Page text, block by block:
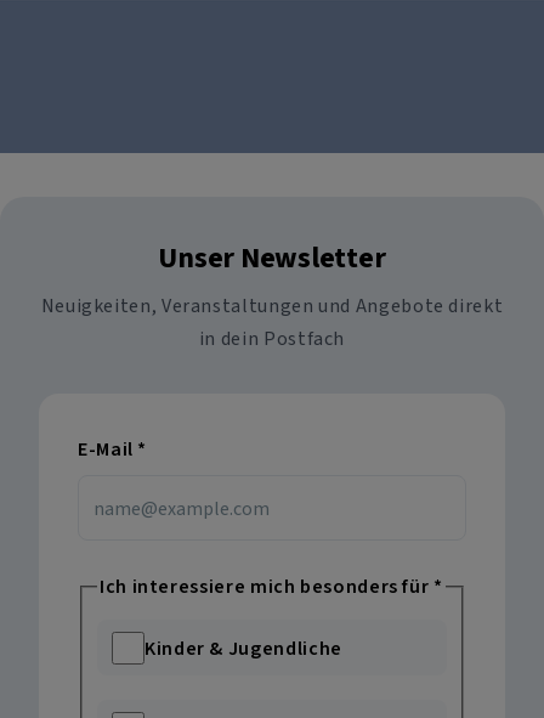
Unser Newsletter
Neuigkeiten, Veranstaltungen und Angebote direkt
in dein Postfach
E-Mail *
Ich interessiere mich besonders für *
Kinder & Jugendliche